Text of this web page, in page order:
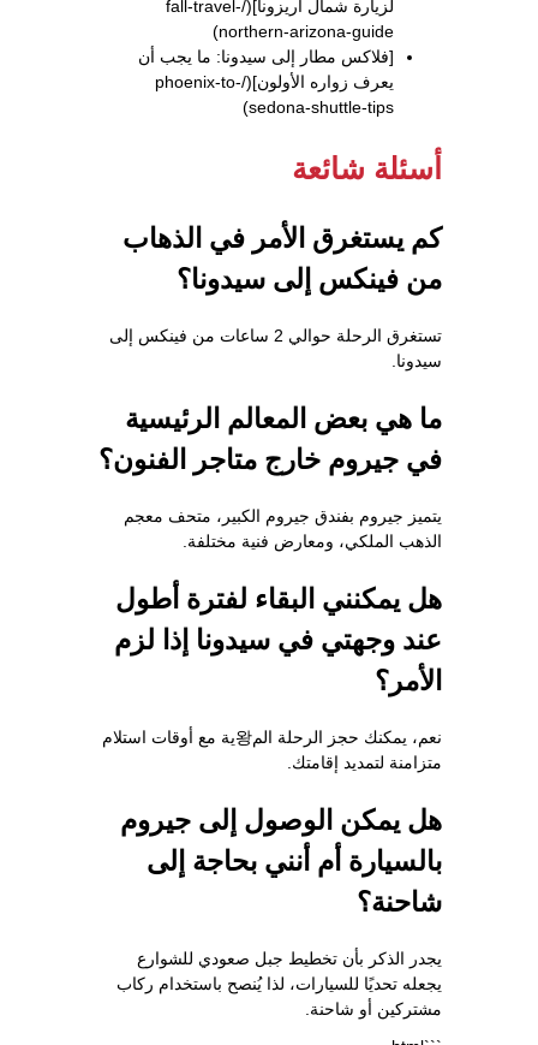
لزيارة شمال أريزونا](/fall-travel-
northern-arizona-guide)
[فلاكس مطار إلى سيدونا: ما يجب أن
يعرف زواره الأولون](/phoenix-to-
sedona-shuttle-tips)
أسئلة شائعة
كم يستغرق الأمر في الذهاب
من فينكس إلى سيدونا؟
تستغرق الرحلة حوالي 2 ساعات من فينكس إلى
سيدونا.
ما هي بعض المعالم الرئيسية
في جيروم خارج متاجر الفنون؟
يتميز جيروم بفندق جيروم الكبير، متحف معجم
الذهب الملكي، ومعارض فنية مختلفة.
هل يمكنني البقاء لفترة أطول
عند وجهتي في سيدونا إذا لزم
الأمر؟
نعم، يمكنك حجز الرحلة الم왕ية مع أوقات استلام
متزامنة لتمديد إقامتك.
هل يمكن الوصول إلى جيروم
بالسيارة أم أنني بحاجة إلى
شاحنة؟
يجدر الذكر بأن تخطيط جبل صعودي للشوارع
يجعله تحديًا للسيارات، لذا يُنصح باستخدام ركاب
مشتركين أو شاحنة.